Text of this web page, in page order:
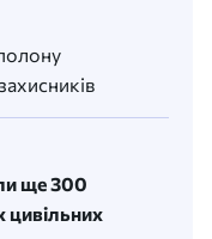
ще 300
цивільних